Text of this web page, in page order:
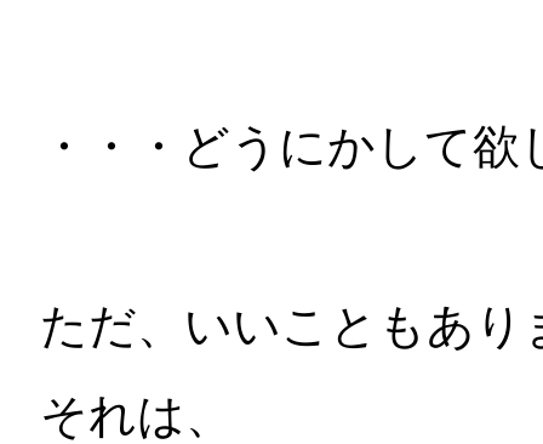
・・・どうにかして
ただ、いいこともあり
それは、